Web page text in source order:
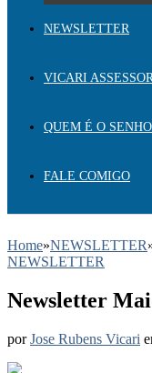
NEWSLETTER
VICARI
QUEM É O
FALE COMIGO
Home»NEWSLETTER
NEWSLETTER
Newsletter
porJose Rubens Vicari